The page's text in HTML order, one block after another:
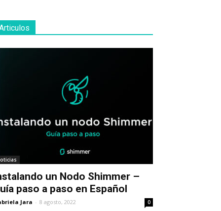
un Nodo Shimmer –
paso a paso en Español
Jara - 8 agosto, 2022 0